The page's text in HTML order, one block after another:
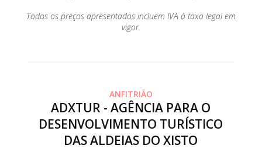
Todos os preços apresentados incluem IVA à taxa legal em
vigor.
ANFITRIÃO
ADXTUR - AGÊNCIA PARA O
DESENVOLVIMENTO TURÍSTICO
DAS ALDEIAS DO XISTO